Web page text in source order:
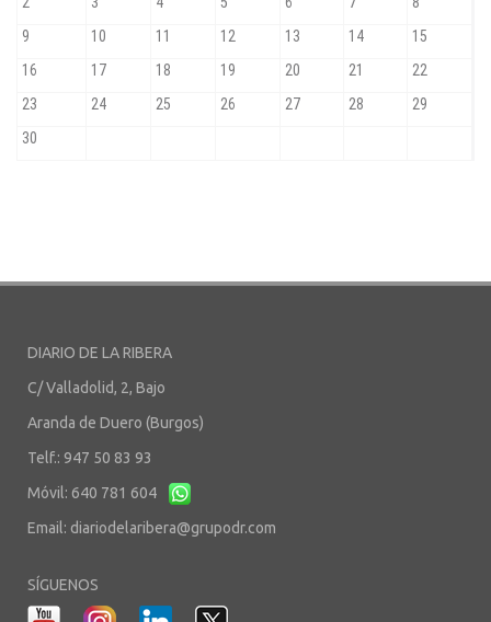
DIARIO DE LA RIBERA
C/ Valladolid, 2, Bajo
Aranda de Duero (Burgos)
Telf.: 947 50 83 93
Móvil: 640 781 604
Email: diariodelaribera@grupodr.com
SÍGUENOS